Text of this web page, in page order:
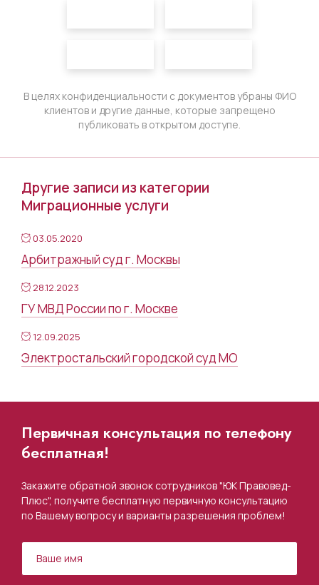
В целях конфиденциальности с документов убраны ФИО
клиентов и другие данные, которые запрещено
публиковать в открытом доступе.
Другие записи из категории
Миграционные услуги
03.05.2020
Арбитражный суд г. Москвы
28.12.2023
ГУ МВД России по г. Москве
12.09.2025
Электростальский городской суд МО
Первичная консультация по телефону
бесплатная!
Закажите обратной звонок сотрудников "ЮК Правовед-
Плюс", получите бесплатную первичную консультацию
по Вашему вопросу и варианты разрешения проблем!